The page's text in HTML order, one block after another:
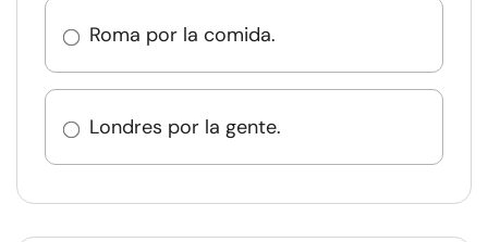
Roma por la comida.
Londres por la gente.